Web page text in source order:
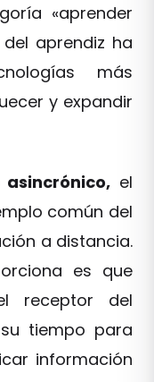
«aprender
aprendiz ha
más
y expandir
el
común del
a distancia.
es que
receptor del
tiempo para
información